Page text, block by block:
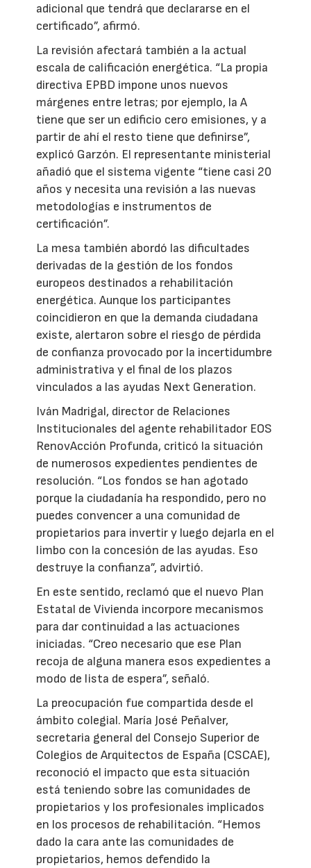
adicional que tendrá que declararse en el
certificado”, afirmó.
La revisión afectará también a la actual
escala de calificación energética. “La propia
directiva EPBD impone unos nuevos
márgenes entre letras; por ejemplo, la A
tiene que ser un edificio cero emisiones, y a
partir de ahí el resto tiene que definirse”,
explicó Garzón. El representante ministerial
añadió que el sistema vigente “tiene casi 20
años y necesita una revisión a las nuevas
metodologías e instrumentos de
certificación”.
La mesa también abordó las dificultades
derivadas de la gestión de los fondos
europeos destinados a rehabilitación
energética. Aunque los participantes
coincidieron en que la demanda ciudadana
existe, alertaron sobre el riesgo de pérdida
de confianza provocado por la incertidumbre
administrativa y el final de los plazos
vinculados a las ayudas Next Generation.
Iván Madrigal, director de Relaciones
Institucionales del agente rehabilitador EOS
RenovAcción Profunda, criticó la situación
de numerosos expedientes pendientes de
resolución. “Los fondos se han agotado
porque la ciudadanía ha respondido, pero no
puedes convencer a una comunidad de
propietarios para invertir y luego dejarla en el
limbo con la concesión de las ayudas. Eso
destruye la confianza”, advirtió.
En este sentido, reclamó que el nuevo Plan
Estatal de Vivienda incorpore mecanismos
para dar continuidad a las actuaciones
iniciadas. “Creo necesario que ese Plan
recoja de alguna manera esos expedientes a
modo de lista de espera”, señaló.
La preocupación fue compartida desde el
ámbito colegial. María José Peñalver,
secretaria general del Consejo Superior de
Colegios de Arquitectos de España (CSCAE),
reconoció el impacto que esta situación
está teniendo sobre las comunidades de
propietarios y los profesionales implicados
en los procesos de rehabilitación. “Hemos
dado la cara ante las comunidades de
propietarios, hemos defendido la